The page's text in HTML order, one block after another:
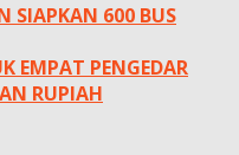
SIAPKAN 600 BUS
EMPAT PENGEDAR
RUPIAH